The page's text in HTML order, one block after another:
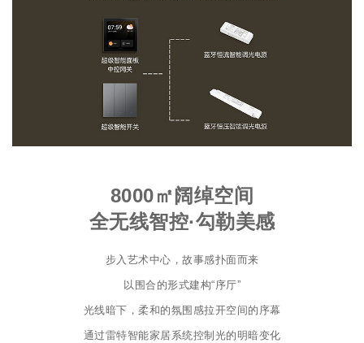
8000㎡阔绰空间
全无线智控·勾勒美感
步入艺术中心，故事感扑面而来
以围合的形式建构“序厅”
光线暗下，柔和的氛围感拉开空间的序幕
通过雷特智能家居系统控制光的明暗变化